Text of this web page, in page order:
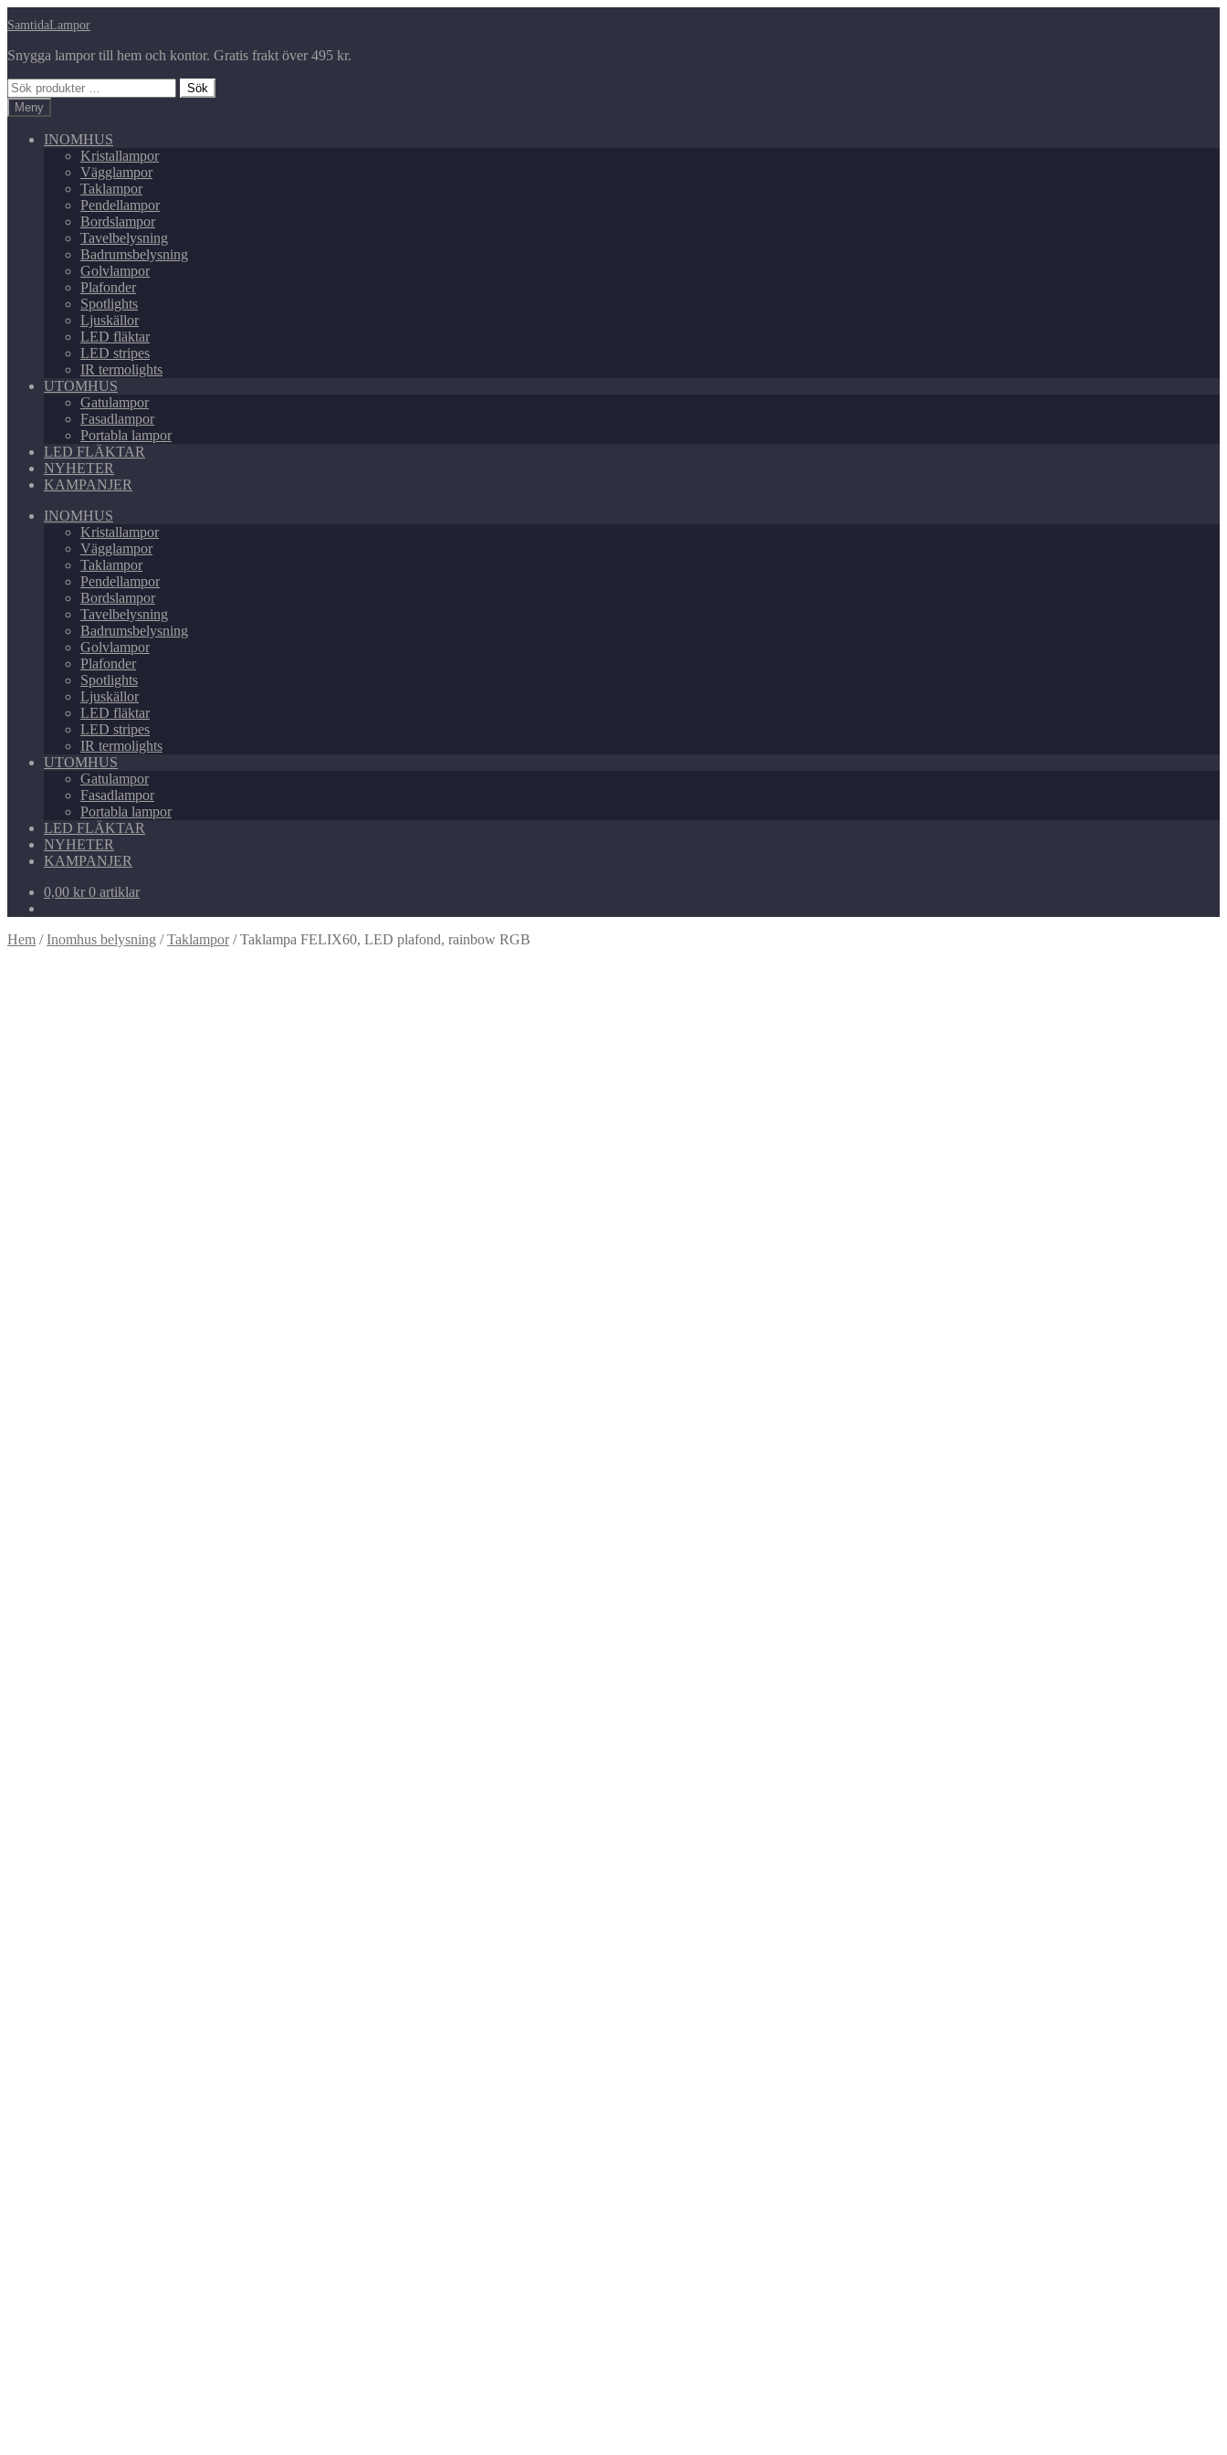
Hoppa
navigering
Hoppa
innehåll
SamtidaLampor
Snygga lampor till hem och kontor. Gratis frakt över 495 kr.
Sök
efter:
Sök
Meny
INOMHUS
Kristallampor
Vägglampor
Taklampor
Pendellampor
Bordslampor
Tavelbelysning
Badrumsbelysning
Golvlampor
Plafonder
Spotlights
Ljuskällor
LED fläktar
LED stripes
IR termolights
UTOMHUS
Gatulampor
Fasadlampor
Portabla lampor
LED FLÄKTAR
NYHETER
KAMPANJER
INOMHUS
Kristallampor
Vägglampor
Taklampor
Pendellampor
Bordslampor
Tavelbelysning
Badrumsbelysning
Golvlampor
Plafonder
Spotlights
Ljuskällor
LED fläktar
LED stripes
IR termolights
UTOMHUS
Gatulampor
Fasadlampor
Portabla lampor
LED FLÄKTAR
NYHETER
KAMPANJER
0,00 kr 0 artiklar
Hem /Inomhus belysning /Taklampor/Taklampa FELIX60, LED plafond, rainbow RGB